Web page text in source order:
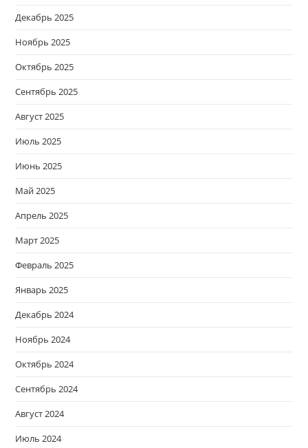
Декабрь 2025
Ноябрь 2025
Октябрь 2025
Сентябрь 2025
Август 2025
Июль 2025
Июнь 2025
Май 2025
Апрель 2025
Март 2025
Февраль 2025
Январь 2025
Декабрь 2024
Ноябрь 2024
Октябрь 2024
Сентябрь 2024
Август 2024
Июль 2024